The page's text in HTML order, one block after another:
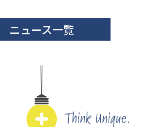
ニュース一覧